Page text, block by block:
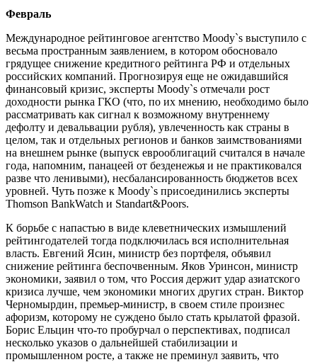
Февраль
Международное рейтинговое агентство Moody`s выступило с
весьма пространным заявлением, в котором обосновало
грядущее снижение кредитного рейтинга РФ и отдельных
российских компаний. Прогнозируя еще не ожидавшийся
финансовый кризис, эксперты Moody`s отмечали рост
доходности рынка ГКО (что, по их мнению, необходимо было
рассматривать как сигнал к возможному внутреннему
дефолту и девальвации рубля), увлеченность как страны в
целом, так и отдельных регионов и банков заимствованиями
на внешнем рынке (выпуск еврооблигаций считался в начале
года, напомним, панацеей от безденежья и не практиковался
разве что ленивыми), несбалансированность бюджетов всех
уровней. Чуть позже к Moody`s присоединились эксперты
Thomson BankWatch и Standart&Poors.
К борьбе с напастью в виде клеветнических измышлений
рейтингодателей тогда подключилась вся исполнительная
власть. Евгений Ясин, министр без портфеля, объявил
снижение рейтинга беспочвенным. Яков Уринсон, министр
экономики, заявил о том, что Россия держит удар азиатского
кризиса лучше, чем экономики многих других стран. Виктор
Черномырдин, премьер-министр, в своем стиле произнес
афоризм, которому не суждено было стать крылатой фразой.
Борис Ельцин что-то пробурчал о перспективах, подписал
несколько указов о дальнейшей стабилизации и
промышленном росте, а также не преминул заявить, что